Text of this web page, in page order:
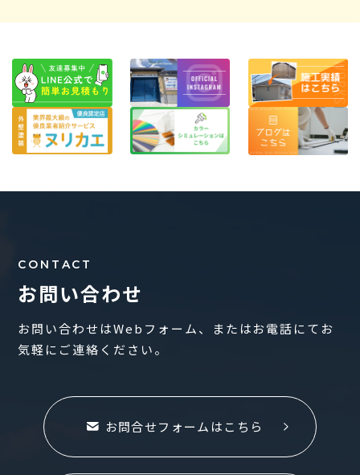
CONTACT
お問い合わせ
お問い合わせはWebフォーム、またはお電話にてお
気軽にご連絡ください。
お問合せフォームはこちら